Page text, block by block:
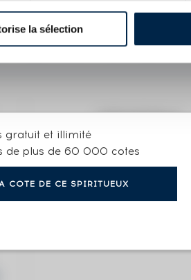
la sélection
gratuit et illimité
de plus de 60 000 cotes
COTE DE CE SPIRITUEUX
- ONE OF 471 - BOTTLED
3 512